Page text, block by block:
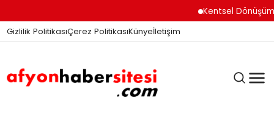
Kentsel Dönüşüm
Gizlilik PolitikasıÇerez PolitikasıKünyeİletişim